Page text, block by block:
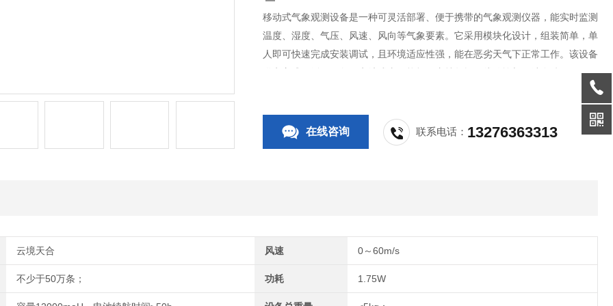
移动式气象观测设备是一种可灵活部署、便于携带的气象观测仪器，能实时监测
温度、湿度、气压、风速、风向等气象要素。它采用模块化设计，组装简单，单
人即可快速完成安装调试，且环境适应性强，能在恶劣天气下正常工作。该设备
供电方式灵活，配备锂电池或太阳能板，支持数据无线传输与云端存储，便于远
程监控。它广泛应用于应急气象服务、农业小气候监测、环境移动观测及野外科
在线咨询 联系电话： 13276363313
云境天合 风速 0～60m/s
不少于50万条； 功耗 1.75W